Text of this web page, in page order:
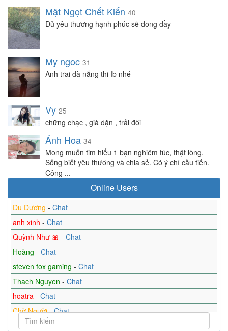
Mật Ngọt Chết Kiến 40
Đủ yêu thương hạnh phúc sẽ đong đầy
My ngoc 31
Anh trai đà nẵng thi Ib nhé
Vy 25
chững chạc , già dặn , trải đời
Ánh Hoa 34
Mong muốn tim hiểu 1 bạn nghiêm túc, thật lòng.
Sống biết yêu thương và chia sẻ. Có ý chí cầu tiến.
Công ...
Online Users
Du Dương - Chat
anh xinh - Chat
Quỳnh Như 🎀 - Chat
Hoàng - Chat
steven fox gaming - Chat
Thach Nguyen - Chat
hoatra - Chat
Chờ Người-Chat
Như Mai-Chat